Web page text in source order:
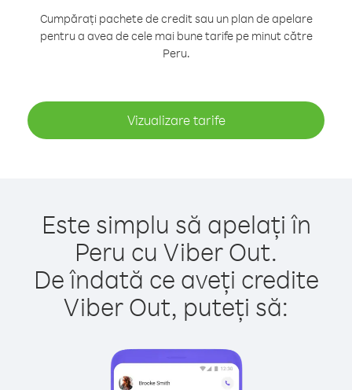
Cumpărați pachete de credit sau un plan de apelare
pentru a avea de cele mai bune tarife pe minut către
Peru.
Vizualizare tarife
Este simplu să apelați în
Peru cu Viber Out.
De îndată ce aveți credite
Viber Out, puteți să: